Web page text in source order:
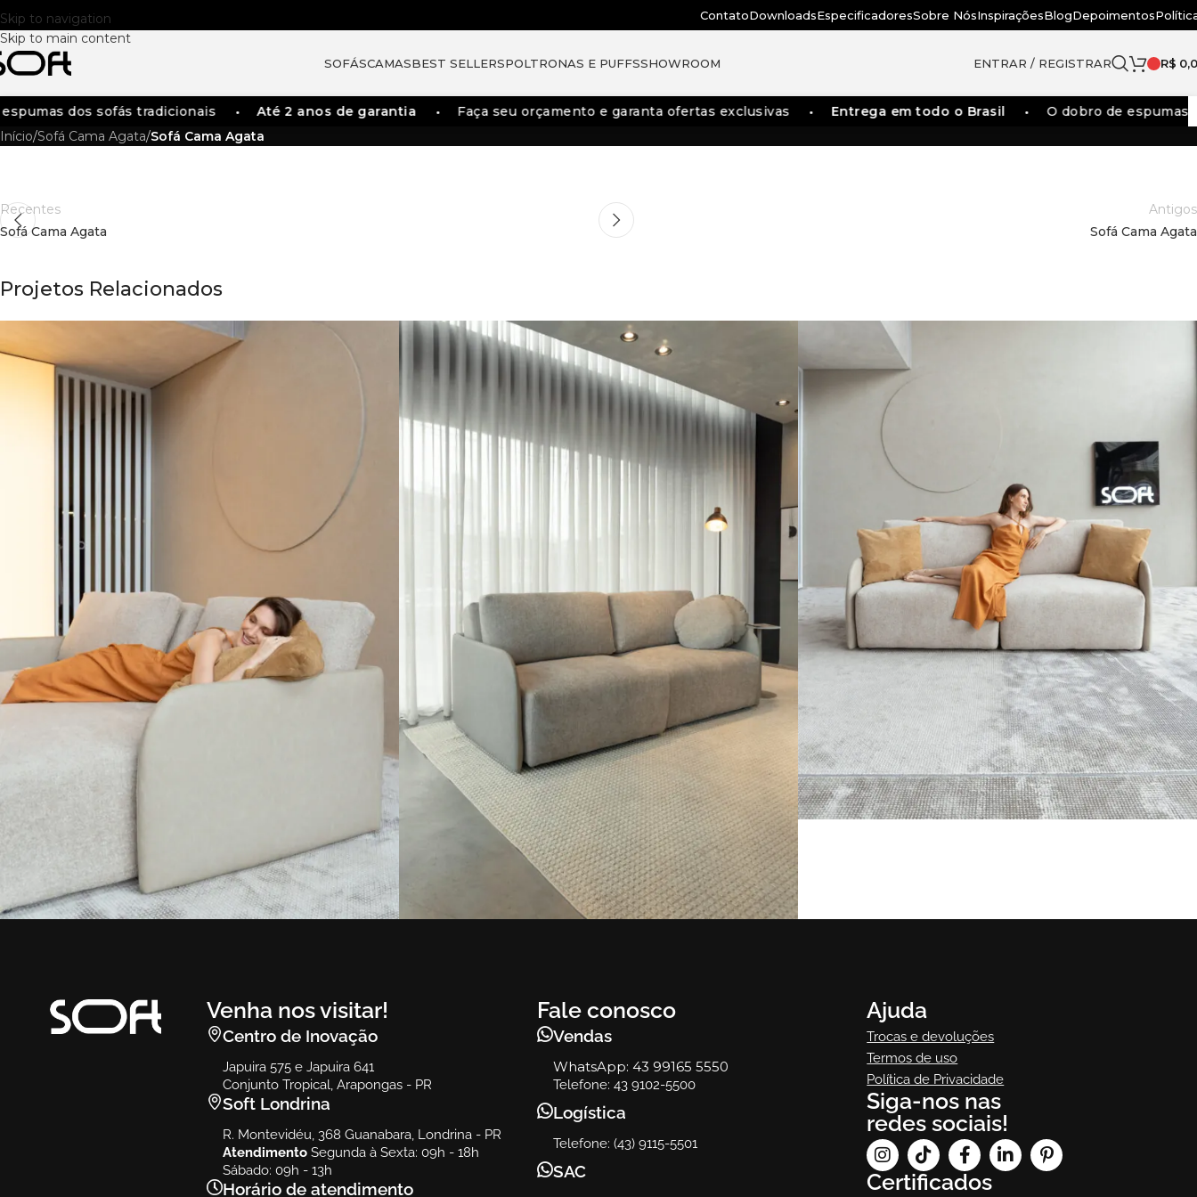
Skip to navigation
Skip to main content
ContatoDownloadsEspecificadoresSobre NósInspiraçõesBlogDepoimentos
SOFÁSCAMASBEST SELLERSPOLTRONAS E PUFFSSHOWROOM ENTRAR / REGISTRAR R$
dos sofás tradicionais Até 2 anos de garantia Faça seu orçamento e garanta ofertas exclusivas Entrega em todo o Brasil
O dobro de espumas
Início/Sofá Cama Agata/Sofá Cama Agata
Recentes
Sofá Cama Agata
Antigos
Sofá Cama Agata
Projetos Relacionados
Venha nos visitar!
Centro de Inovação
Japuira 575 e Japuira 641
Conjunto Tropical, Arapongas - PR
Soft Londrina
R. Montevidéu, 368 Guanabara, Londrina - PR
AtendimentoSegunda à Sexta: 09h - 18h
Sábado: 09h - 13h
Horário de atendimento
Fale conosco
Vendas
WhatsApp: 43 99165 5550
Telefone: 43 9102-5500
Logística
Telefone: (43) 9115-5501
SAC
Ajuda
Trocas e devoluções
Termos de uso
Política de Privacidade
Siga-nos nas
redes sociais!
Certificados